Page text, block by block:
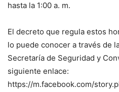
hasta la 1:00 a. m.
El decreto que regula estos
lo puede conocer a través de
Secretaría de Seguridad y
siguiente enlace:
https://m.facebook.com/